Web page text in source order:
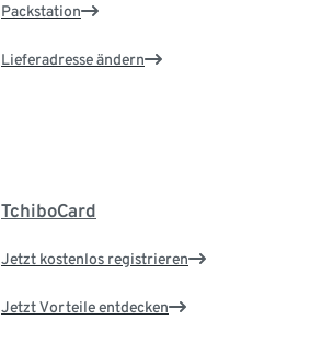
Packstation
Lieferadresse ändern
TchiboCard
Jetzt kostenlos registrieren
Jetzt Vorteile entdecken